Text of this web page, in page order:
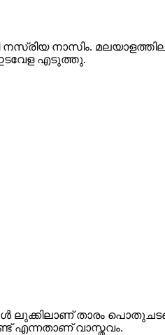
നസ്രിയ നാസിം.
ഇടവേള എടുത്തു.
താരം
എന്നതാണ് വാസ്തവം.